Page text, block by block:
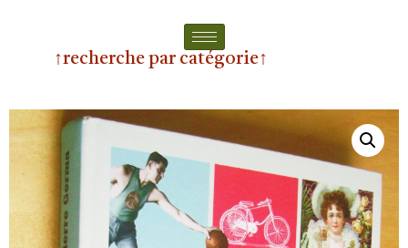
↑recherche par catégorie↑